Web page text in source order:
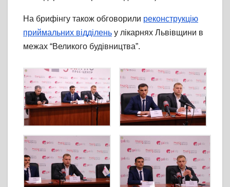
На брифінгу також обговорили реконструкцію
приймальних відділень у лікарнях Львівщини в
межах “Великого будівництва”.